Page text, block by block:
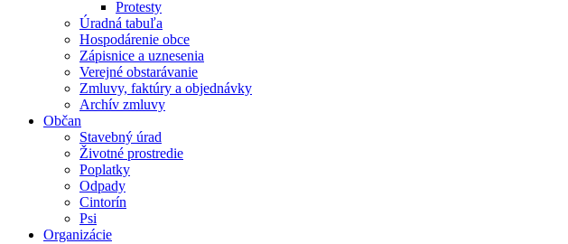
Protesty
Úradná tabuľa
Hospodárenie obce
Zápisnice a uznesenia
Verejné obstarávanie
Zmluvy, faktúry a objednávky
Archív zmluvy
Občan
Stavebný úrad
Životné prostredie
Poplatky
Odpady
Cintorín
Psi
Organizácie